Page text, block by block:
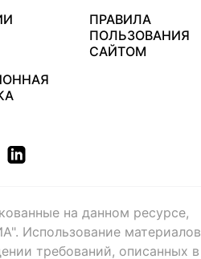
ПРАВИЛА
ПОЛЬЗОВАНИЯ
САЙТОМ
на данном ресурсе,
Использование материалов
требований, описанных в